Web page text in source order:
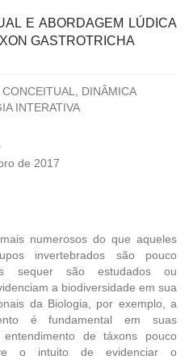
E ABORDAGEM LÚDICA
GASTROTRICHA
DINÂMICA
INTERATIVA
de 2017
numerosos do que aqueles
invertebrados são pouco
sequer são estudados ou
a biodiversidade em sua
da Biologia, por exemplo, a
é fundamental em suas
de táxons pouco
o intuito de evidenciar o